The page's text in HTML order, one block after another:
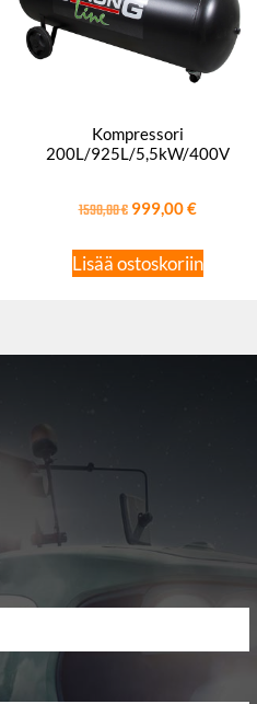
Kompressori
200L/925L/5,5kW/400V
1590,00€ 999,00€
Lisää ostoskoriin